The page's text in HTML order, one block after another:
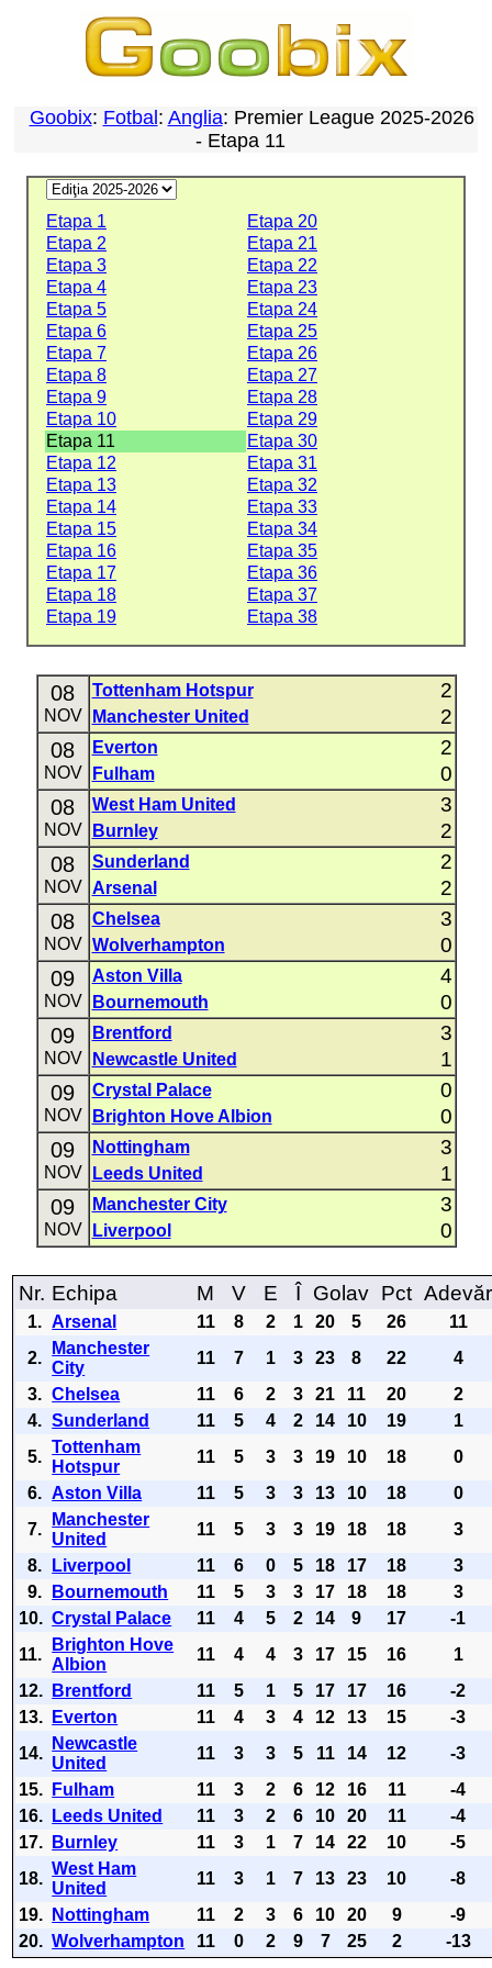
Goobix: Fotbal : Anglia: Premier League 2025-2026
- Etapa 11
Etapa 1
Etapa 20
Etapa 2
Etapa 21
Etapa 3
Etapa 22
Etapa 4
Etapa 23
Etapa 5
Etapa 24
Etapa 6
Etapa 25
Etapa 7
Etapa 26
Etapa 8
Etapa 27
Etapa 9
Etapa 28
Etapa 10
Etapa 29
Etapa 11
Etapa 30
Etapa 12
Etapa 31
Etapa 13
Etapa 32
Etapa 14
Etapa 33
Etapa 15
Etapa 34
Etapa 16
Etapa 35
Etapa 17
Etapa 36
Etapa 18
Etapa 37
Etapa 19
Etapa 38
08
NOV
Tottenham Hotspur 2
Manchester United 2
08
NOV
Everton 2
Fulham 0
08
NOV
West Ham United 3
Burnley 2
08
NOV
Sunderland 2
Arsenal 2
08
NOV
Chelsea 3
Wolverhampton 0
09
NOV
Aston Villa 4
Bournemouth 0
09
NOV
Brentford 3
Newcastle United 1
09
NOV
Crystal Palace 0
Brighton Hove Albion 0
09
NOV
Nottingham 3
Leeds United 1
09
NOV
Manchester City 3
Liverpool 0
Nr. Echipa M V E Î Golav Pct Adevăr
1. Arsenal 11 8 2 1 20 5 26
11
2.
Manchester
City
11 7 1 3 23 8 22
4
3. Chelsea 11 6 2 3 21 11 20
2
4. Sunderland 11 5 4 2 14 10 19
1
5.
Tottenham
Hotspur
11 5 3 3 19 10 18
0
6. Aston Villa 11 5 3 3 13 10 18
0
7.
Manchester
United
11 5 3 3 19 18 18
3
8.
Liverpool 11 6 0 5 18 17 18
3
9.
Bournemouth 11 5 3 3 17 18 18
3
10. Crystal Palace 11 4 5 2 14 9 17
-1
11.
Brighton Hove
Albion
11 4 4 3 17 15 16
1
12.
Brentford 11 5 1 5 17 17 16
-2
13.
Everton 11 4 3 4 12 13 15
-3
14.
Newcastle
United
11 3 3 5 11 14 12
-3
15.
Fulham 11 3 2 6 12 16 11
-4
16.
Leeds United 11 3 2 6 10 20 11
-4
17.
Burnley 11 3 1 7 14 22 10
-5
18.
West Ham
United
11 3 1 7 13 23 10
-8
19.
Nottingham 11 2 3 6 10 20 9
-9
20. Wolverhampton 11 0 2 9 7 25 2 -13